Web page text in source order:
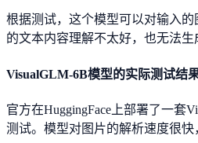
根据测试，这个模型可以对输入
的文本内容理解不太好，也无法生
VisualGLM-6B模型的实际测试结
官方在HuggingFace上部署了一套
测试。模型对图片的解析速度很快